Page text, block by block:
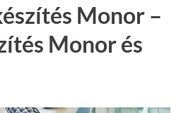
Monor –
Monor és